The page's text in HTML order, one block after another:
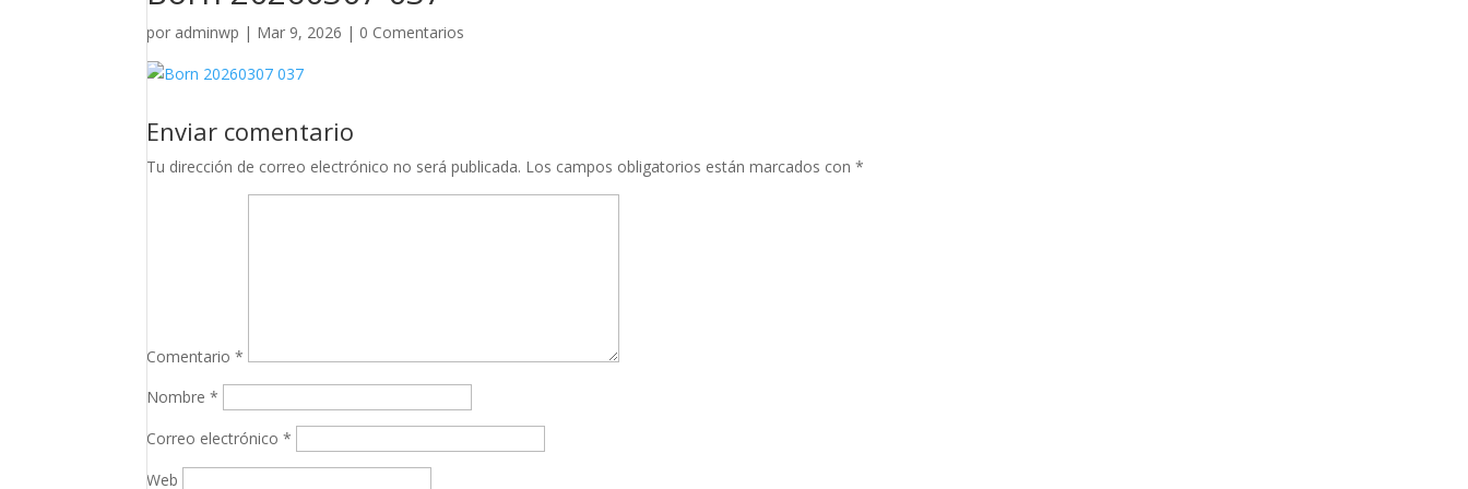
por adminwp | Mar 9, 2026 | 0 Comentarios
Enviar comentario
Tu dirección de correo electrónico no será publicada. Los campos obligatorios están marcados con*
Comentario*
Nombre*
Correo electrónico*
Web